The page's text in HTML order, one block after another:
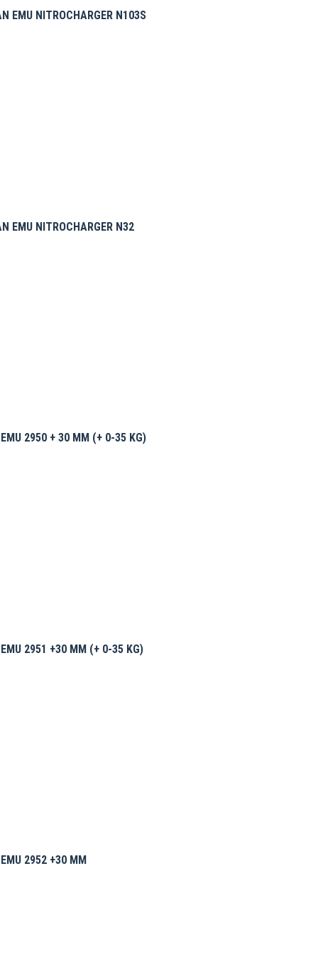
EMU NITROCHARGER N103S
EMU NITROCHARGER N32
2950 + 30 MM (+ 0-35 KG)
2951 +30 MM (+ 0-35 KG)
2952 +30 MM